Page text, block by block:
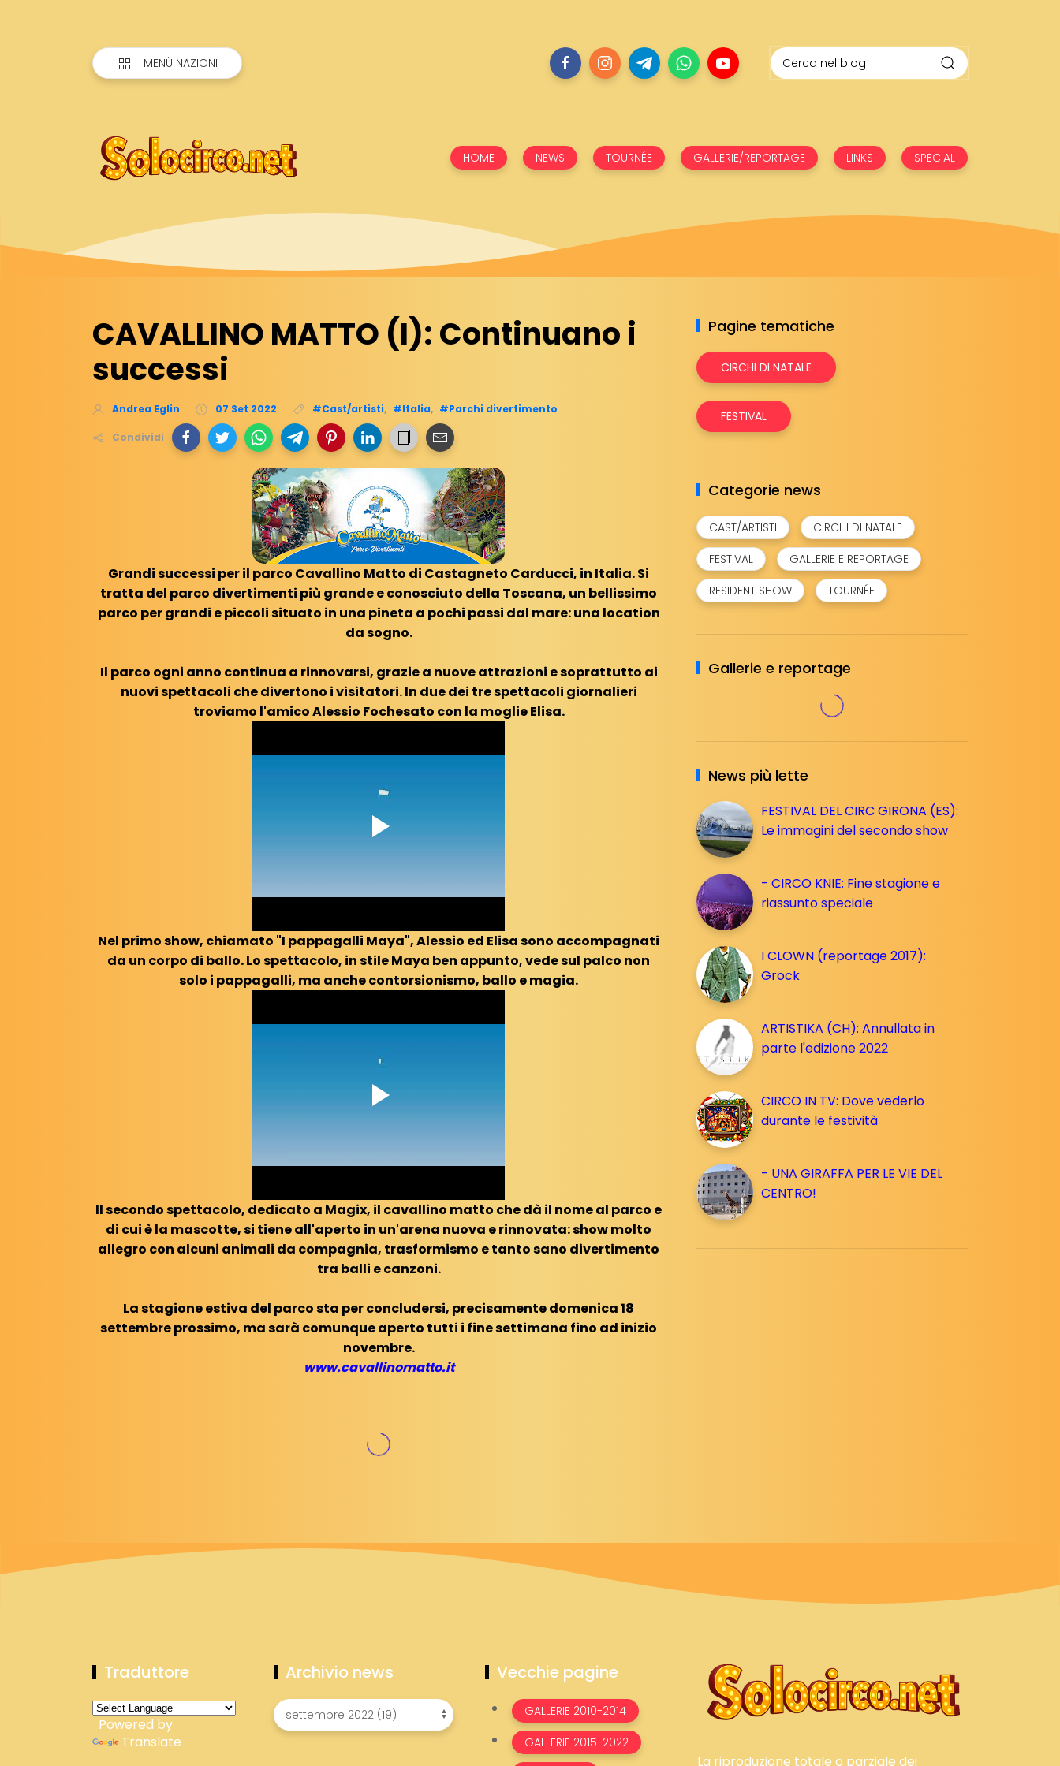
MENÙ NAZIONI
HOME NEWS TOURNÉE GALLERIE/REPORTAGE LINKS SPECIAL
CAVALLINO MATTO (I): Continuano i
successi
Andrea Eglin 07 Set 2022 #Cast/artisti, #Italia, #Parchi divertimento
Condividi
Grandi successi per il parco Cavallino Matto di Castagneto Carducci, in Italia. Si
tratta del parco divertimenti più grande e conosciuto della Toscana, un bellissimo
parco per grandi e piccoli situato in una pineta a pochi passi dal mare: una location
da sogno.
Il parco ogni anno continua a rinnovarsi, grazie a nuove attrazioni e soprattutto ai
nuovi spettacoli che divertono i visitatori. In due dei tre spettacoli giornalieri
troviamo l'amico Alessio Fochesato con la moglie Elisa.
Nel primo show, chiamato "I pappagalli Maya", Alessio ed Elisa sono accompagnati
da un corpo di ballo. Lo spettacolo, in stile Maya ben appunto, vede sul palco non
solo i pappagalli, ma anche contorsionismo, ballo e magia.
Il secondo spettacolo, dedicato a Magix, il cavallino matto che dà il nome al parco e
di cui è la mascotte, si tiene all'aperto in un'arena nuova e rinnovata: show molto
allegro con alcuni animali da compagnia, trasformismo e tanto sano divertimento
tra balli e canzoni.
La stagione estiva del parco sta per concludersi, precisamente domenica 18
settembre prossimo, ma sarà comunque aperto tutti i fine settimana fino ad inizio
novembre.
www.cavallinomatto.it
Pagine tematiche
CIRCHI DI NATALE
FESTIVAL
Categorie news
CAST/ARTISTI
CIRCHI DI NATALE
FESTIVAL
GALLERIE E REPORTAGE
RESIDENT SHOW
TOURNÉE
Gallerie e reportage
News più lette
FESTIVAL DEL CIRC GIRONA (ES):
Le immagini del secondo show
- CIRCO KNIE: Fine stagione e
riassunto speciale
I CLOWN (reportage 2017):
Grock
ARTISTIKA (CH): Annullata in
parte l'edizione 2022
CIRCO IN TV: Dove vederlo
durante le festività
- UNA GIRAFFA PER LE VIE DEL
CENTRO!
Traduttore
Powered by
Translate
Archivio news Vecchie pagine
GALLERIE 2010-2014
GALLERIE 2015-2022
La riproduzione totale o parziale dei